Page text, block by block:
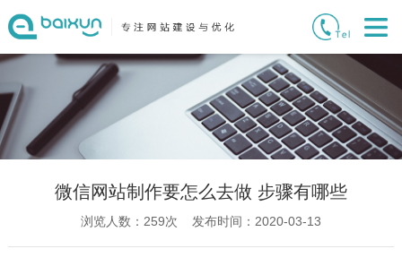
微信网站制作要怎么去做 步骤有哪些
浏览人数： 259次 发布时间：2020-03-13